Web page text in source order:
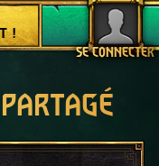
SE CONNECTER
!
partagé